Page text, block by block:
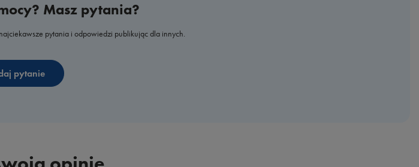
Masz pytania?
pytania i odpowiedzi publikując dla innych.
pytanie